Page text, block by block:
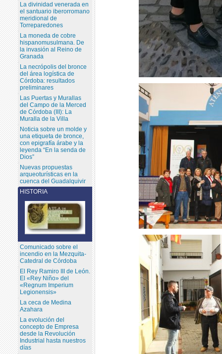
La divinidad venerada en
el santuario iberorromano
meridional de
Torreparedones
La moneda de cobre
hispanomusulmana. De
la invasión al Reino de
Granada
La necrópolis del bronce
del área logística de
Córdoba: resultados
preliminares
Las Puertas y Murallas
del Campo de la Merced
de Córdoba (III): La
Muralla de la Villa
Noticia sobre un molde y
una etiqueta de bronce,
con epigrafía árabe y la
leyenda “En la senda de
Dios”
Nuevas propuestas
arqueoturísticas en la
cuenca del Guadalquivir
HISTORIA
Comunicado sobre el
incendio en la Mezquita-
Catedral de Córdoba
El Rey Ramiro III de León.
El «Rey Niño» del
«Regnum Imperium
Legionensis»
La ceca de Medina
Azahara
La evolución del
concepto de Empresa
desde la Revolución
Industrial hasta nuestros
días